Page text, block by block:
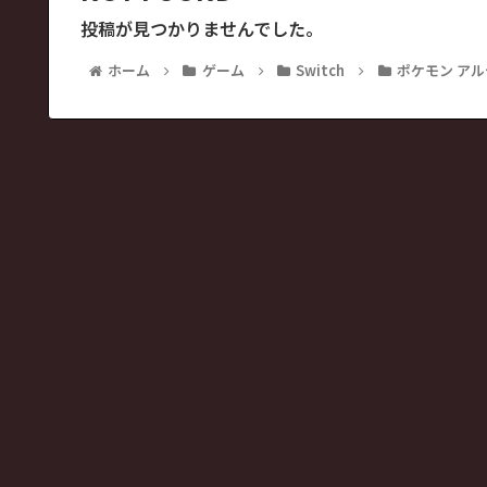
投稿が見つかりませんでした。
ホーム ゲーム Switch ポケモン ア